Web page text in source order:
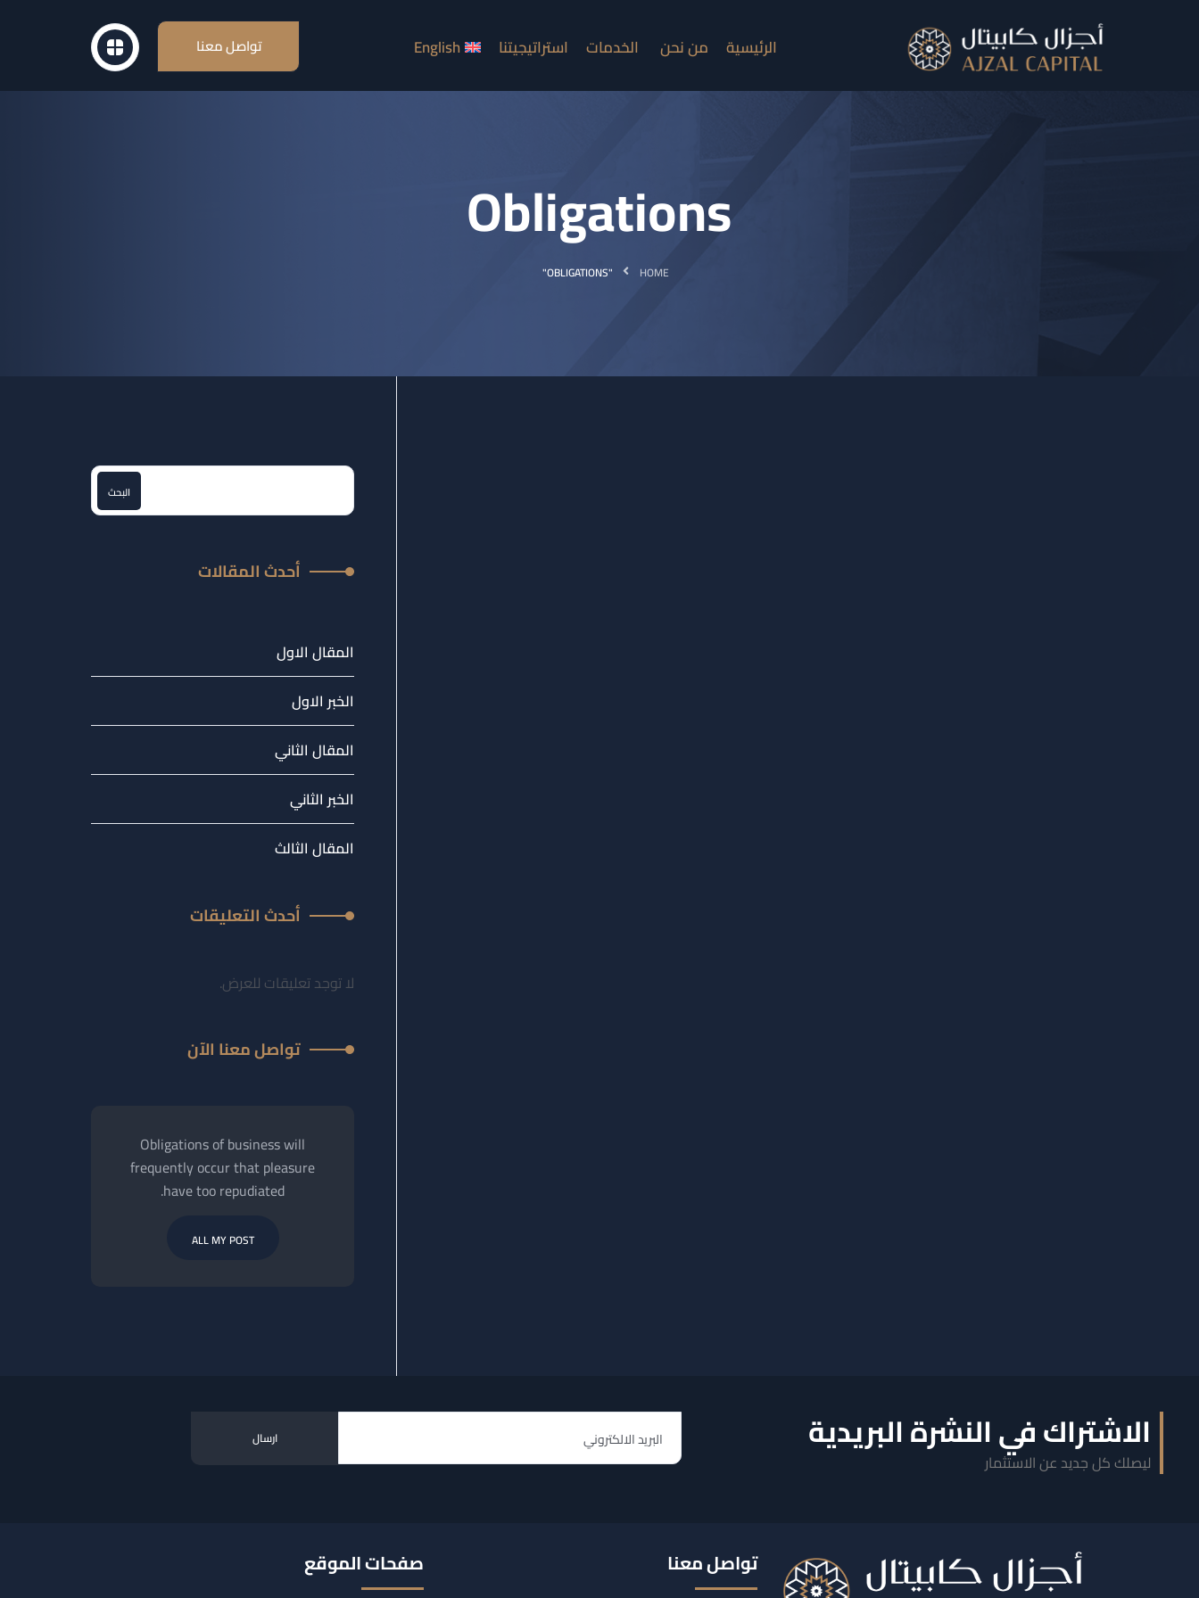
الرئيسية من نحن الخدمات استراتيجيتنا English تواصل معنا
Obligations
HOME
"OBLIGATIONS"
البحث
أحدث المقالات
المقال الاول
الخبر الاول
المقال الثاني
الخبر الثاني
المقال الثالث
أحدث التعليقات
لا توجد تعليقات للعرض.
تواصل معنا الآن
Obligations of business will
frequently occur that pleasure
have too repudiated.
ALL MY POST
الاشتراك في النشرة البريدية
ليصلك كل جديد عن الاستثمار
صفحات الموقع تواصل معنا